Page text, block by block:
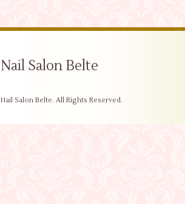
Nail Salon Belte
Nail Salon Belte. All Rights Reserved.